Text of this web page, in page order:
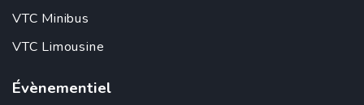
VTC Minibus
VTC Limousine
Évènementiel